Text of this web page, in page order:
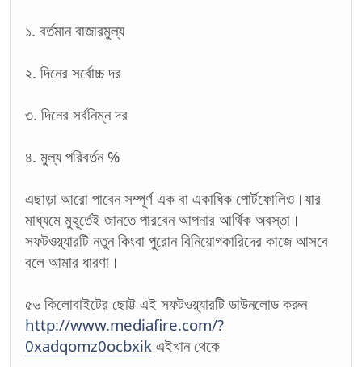
১. বর্তমান বাজারমুল্য
২. দিনের সর্বোচ্চ দর
৩. দিনের সর্বনিম্ন দর
৪. মুল্য পরিবর্তন %
এছাড়া আরো পাবেন সম্পূর্ণ এক বা একাধিক পোর্টফোলিও।যার
মাধ্যমে মুহূর্তেই জানতে পারবেন আপনার আর্থিক অবস্তা।
সফটওয়্যারটি নতুন কিংবা পুরোন বিনিয়োগকারিদের কাজে আসবে
বলে আমার ধারণা।
৫৬ কিলোবাইটের ছোট্ট এই সফটওয়্যারটি ডাউনলোড করুন
http://www.mediafire.com/?
0xadqomz0ocbxik এইখান থেকে